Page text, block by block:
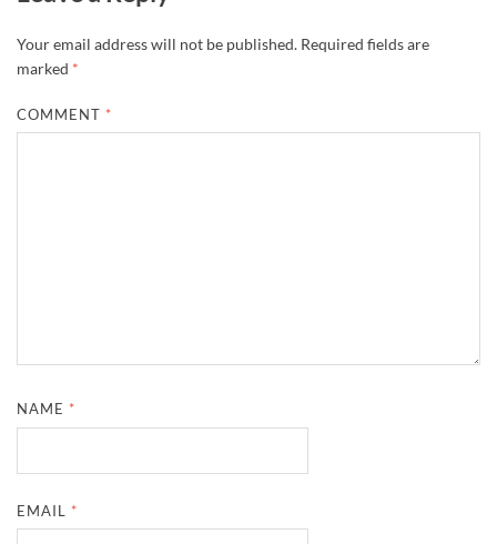
Your email address will not be published. Required fields are
marked *
COMMENT *
NAME *
EMAIL *